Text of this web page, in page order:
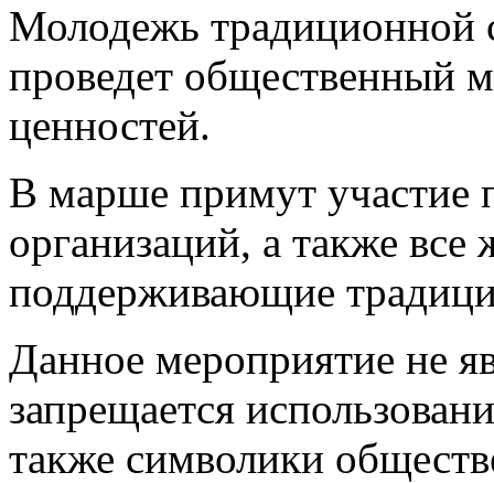
Молодежь традиционной
проведет общественный
ценностей.
В марше примут участие
организаций, а также
поддерживающие
Данное мероприятие не
запрещается
также символики